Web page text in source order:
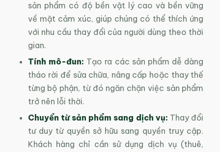
sản phẩm có độ bền vật lý cao và bền vững
về mặt cảm xúc, giúp chúng có thể thích ứng
với nhu cầu thay đổi của người dùng theo thời
gian.
Tính mô-đun: Tạo ra các sản phẩm dễ dàng
tháo rời để sửa chữa, nâng cấp hoặc thay thế
từng bộ phận, từ đó ngăn chặn việc sản phẩm
trở nên lỗi thời.
Chuyển từ sản phẩm sang dịch vụ: Thay đổi
tư duy từ quyền sở hữu sang quyền truy cập.
Khách hàng chỉ cần sử dụng dịch vụ (thuê,